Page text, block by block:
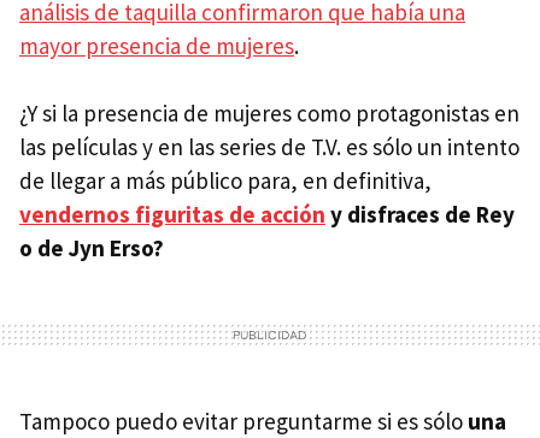
análisis de taquilla confirmaron que había una
mayor presencia de mujeres.
¿Y si la presencia de mujeres como protagonistas en
las películas y en las series de T.V. es sólo un intento
de llegar a más público para, en definitiva,
vendernos figuritas de acción y disfraces de Rey
o de Jyn Erso?
Tampoco puedo evitar preguntarme si es sólo una